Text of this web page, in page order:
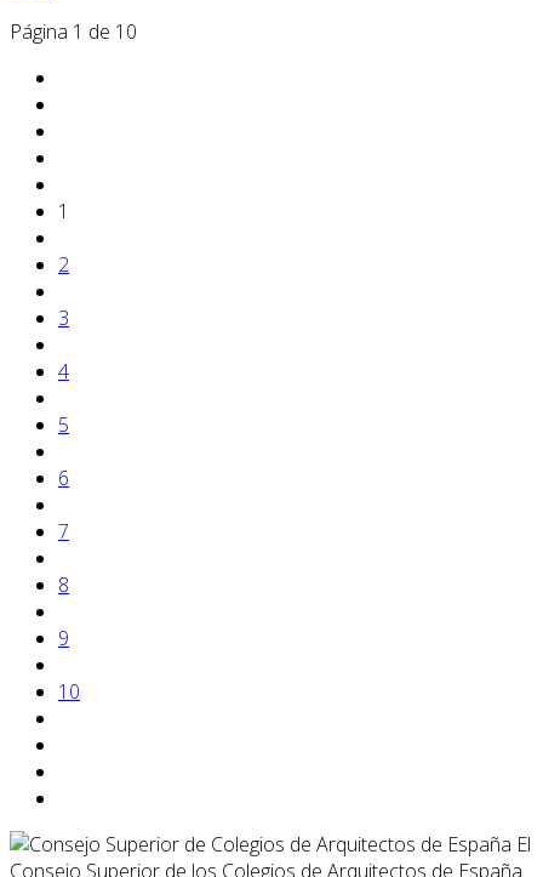
Página 1 de 10
1
2
3
4
5
6
7
8
9
10
El
Consejo Superior de los Colegios de Arquitectos de España